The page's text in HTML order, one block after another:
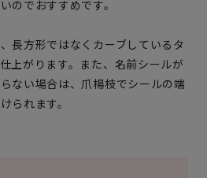
のでおすすめです。
長方形ではなくカーブしているタ
上がります。また、名前シールが
ない場合は、爪楊枝でシールの端
られます。